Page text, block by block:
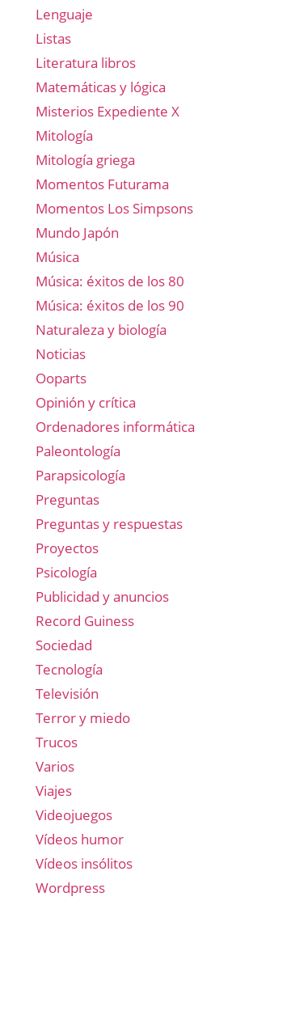
Lenguaje
Listas
Literatura libros
Matemáticas y lógica
Misterios Expediente X
Mitología
Mitología griega
Momentos Futurama
Momentos Los Simpsons
Mundo Japón
Música
Música: éxitos de los 80
Música: éxitos de los 90
Naturaleza y biología
Noticias
Ooparts
Opinión y crítica
Ordenadores informática
Paleontología
Parapsicología
Preguntas
Preguntas y respuestas
Proyectos
Psicología
Publicidad y anuncios
Record Guiness
Sociedad
Tecnología
Televisión
Terror y miedo
Trucos
Varios
Viajes
Videojuegos
Vídeos humor
Vídeos insólitos
Wordpress